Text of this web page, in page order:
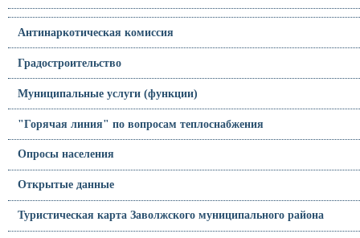
Антинаркотическая комиссия
Градостроительство
Муниципальные услуги (функции)
"Горячая линия" по вопросам теплоснабжения
Опросы населения
Открытые данные
Туристическая карта Заволжского муниципального района